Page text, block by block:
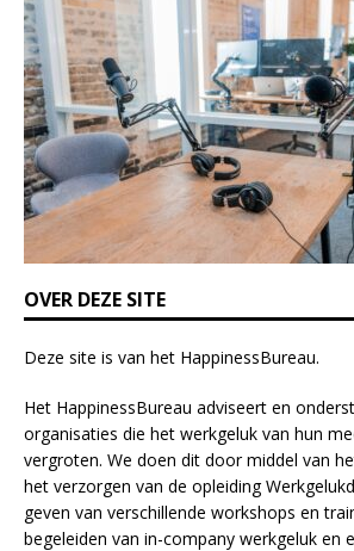
s
f
i
e
l
d
b
l
a
n
k
.
OVER DEZE SITE
Deze site is van het HappinessBureau.
Het HappinessBureau adviseert en
organisaties die het werkgeluk van hun
vergroten. We doen dit door middel van
het verzorgen van de opleiding
geven van verschillende workshops en
begeleiden van in-company werkgeluk en